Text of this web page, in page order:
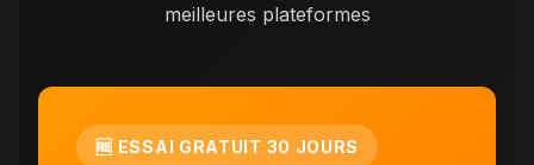
meilleures plateformes
🆓 ESSAI GRATUIT 30 JOURS